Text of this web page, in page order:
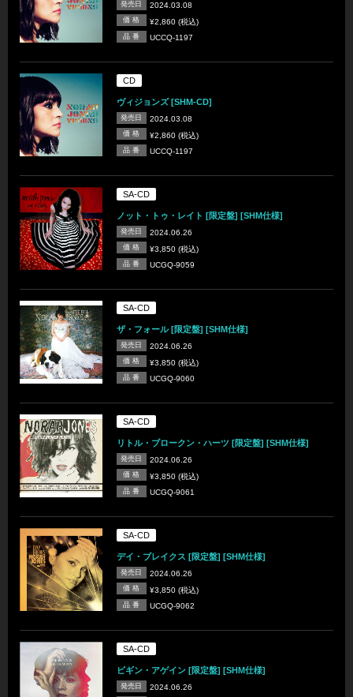
発売日 2024.03.08
価 格 ¥2,860 (税込)
品 番 UCCQ-1197
CD
ヴィジョンズ [SHM-CD]
発売日 2024.03.08
価 格 ¥2,860 (税込)
品 番 UCCQ-1197
SA-CD
ノット・トゥ・レイト [限定盤] [SHM仕様]
発売日 2024.06.26
価 格 ¥3,850 (税込)
品 番 UCGQ-9059
SA-CD
ザ・フォール [限定盤] [SHM仕様]
発売日 2024.06.26
価 格 ¥3,850 (税込)
品 番 UCGQ-9060
SA-CD
リトル・ブロークン・ハーツ [限定盤] [SHM仕様]
発売日 2024.06.26
価 格 ¥3,850 (税込)
品 番 UCGQ-9061
SA-CD
デイ・ブレイクス [限定盤] [SHM仕様]
発売日 2024.06.26
価 格 ¥3,850 (税込)
品 番 UCGQ-9062
SA-CD
ビギン・アゲイン [限定盤] [SHM仕様]
発売日 2024.06.26